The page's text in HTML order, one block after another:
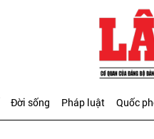
Đời sống Pháp luật Quốc